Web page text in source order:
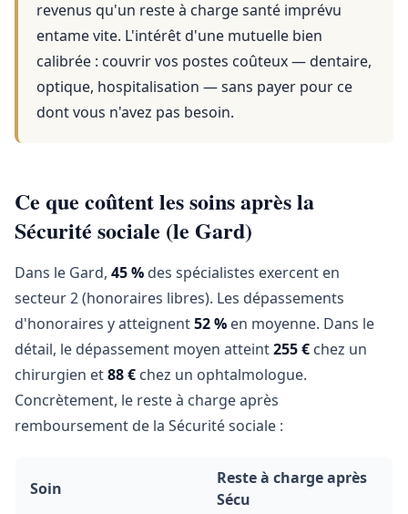
revenus qu'un reste à charge santé imprévu
entame vite. L'intérêt d'une mutuelle bien
calibrée : couvrir vos postes coûteux — dentaire,
optique, hospitalisation — sans payer pour ce
dont vous n'avez pas besoin.
Ce que coûtent les soins après la
Sécurité sociale (le Gard)
Dans le Gard, 45 % des spécialistes exercent en
secteur 2 (honoraires libres). Les dépassements
d'honoraires y atteignent52 % en moyenne. Dans le
détail, le dépassement moyen atteint255 € chez un
chirurgien et88 € chez un ophtalmologue.
Concrètement, le reste à charge après
remboursement de la Sécurité sociale :
Soin
Reste à charge après
Sécu